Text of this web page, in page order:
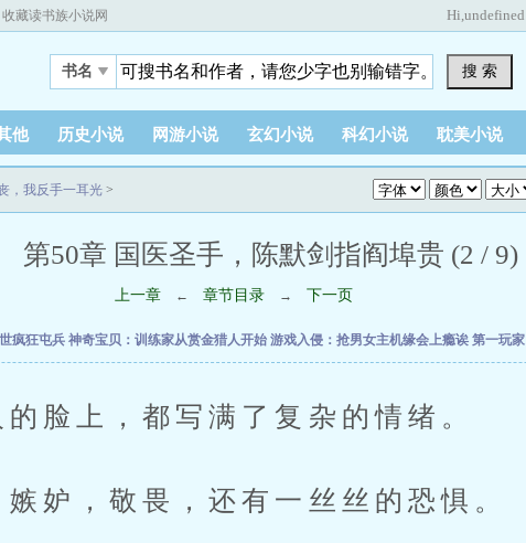
收藏读书族小说网 Hi,undefined
书名 搜 索
他 历史小说 网游小说 玄幻小说 科幻小说 耽美小说
，我反手一耳光 >
第50章 国医圣手，陈默剑指阎埠贵 (2 / 9)
上一章 ← 章节目录 → 下一页
疯狂屯兵 神奇宝贝：训练家从赏金猎人开始 游戏入侵：抢男女主机缘会上瘾诶 第一玩家
上，都写满了复杂的情绪。
，敬畏，还有一丝丝的恐惧。